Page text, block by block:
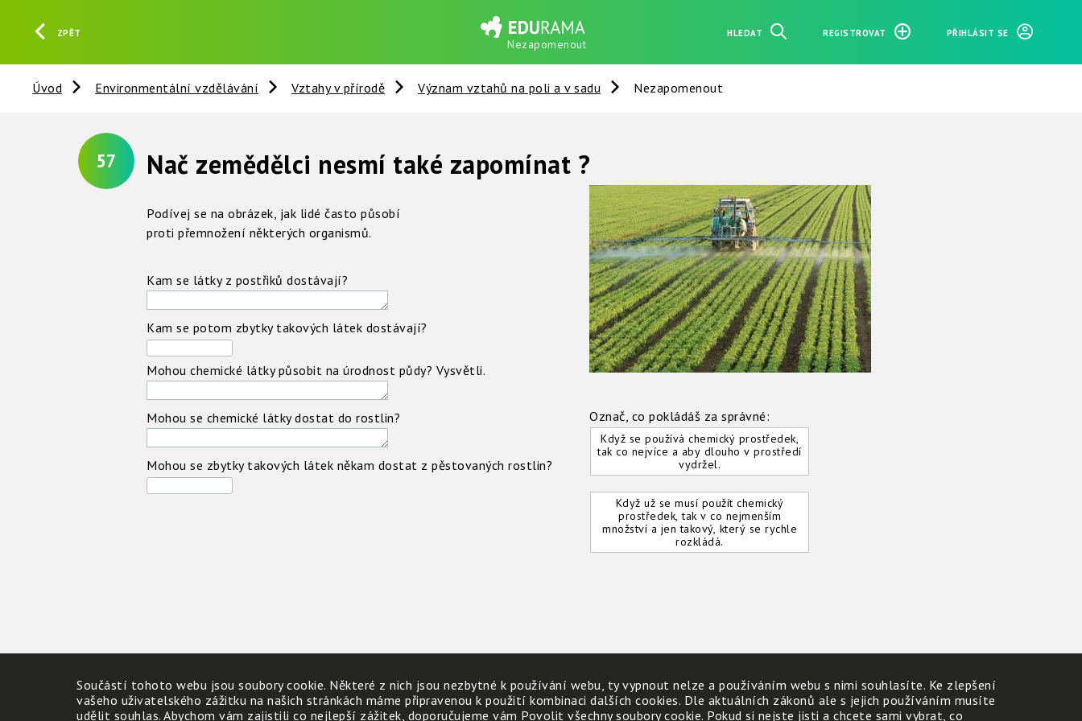
ZPĚT
Nezapomenout
HLEDAT REGISTROVAT PŘIHLÁSIT SE
Úvod Environmentální vzdělávání Vztahy v přírodě Význam vztahů na poli a v sadu Nezapomenout
57 Nač zemědělci nesmí také zapomínat ?
Podívej se na obrázek, jak lidé často působí
proti přemnožení některých organismů.
Kam se látky z postřiků dostávají?
Kam se potom zbytky takových látek dostávají?
Mohou chemické látky působit na úrodnost půdy? Vysvětli.
Mohou se chemické látky dostat do rostlin?
Mohou se zbytky takových látek někam dostat z pěstovaných rostlin?
Označ, co pokládáš za správné:
Když se používá chemický prostředek,
tak co nejvíce a aby dlouho v prostředí
vydržel.
Když už se musí použít chemický
prostředek, tak v co nejmenším
množství a jen takový, který se rychle
rozkládá.
Součástí tohoto webu jsou soubory cookie. Některé z nich jsou nezbytné k používání webu, ty vypnout nelze a používáním webu s nimi souhlasíte. Ke zlepšení
vašeho uživatelského zážitku na našich stránkách máme připravenou k použití kombinaci dalších cookies. Dle aktuálních zákonů ale s jejich používáním musíte
udělit souhlas. Abychom vám zajistili co nejlepší zážitek, doporučujeme vám Povolit všechny soubory cookie. Pokud si nejste jisti a chcete sami vybrat, co